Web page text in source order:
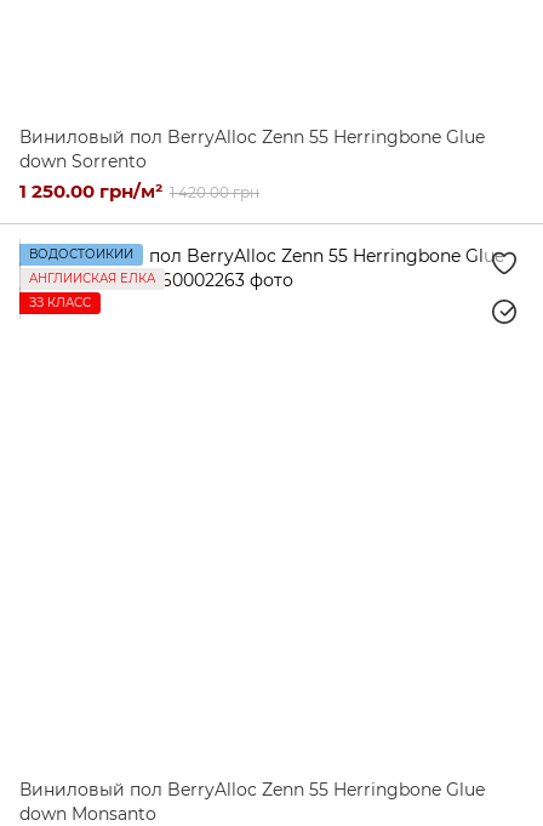
Виниловый пол BerryAlloc Zenn 55 Herringbone Glue
down Sorrento
1 250.00 грн/м² 1 420.00 грн
ВОДОСТОЙКИЙ
АНГЛИЙСКАЯ ЕЛКА
ЗЗ КЛАСС
Виниловый пол BerryAlloc Zenn 55 Herringbone Glue
down Monsanto